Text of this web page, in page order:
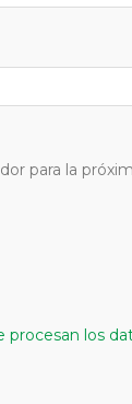
para la
procesan los